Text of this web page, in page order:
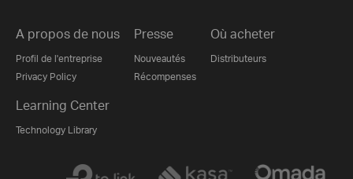
A propos de nous
Profil de l'entreprise
Privacy Policy
Presse
Nouveautés
Récompenses
Où acheter
Distributeurs
Learning Center
Technology Library